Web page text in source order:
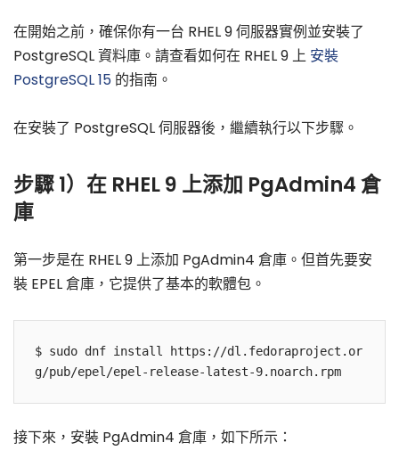
在開始之前，確保你有一台 RHEL 9 伺服器實例並安裝了
PostgreSQL 資料庫。請查看如何在 RHEL 9 上 安裝
PostgreSQL 15 的指南。
在安裝了 PostgreSQL 伺服器後，繼續執行以下步驟。
步驟 1）在 RHEL 9 上添加 PgAdmin4 倉
庫
第一步是在 RHEL 9 上添加 PgAdmin4 倉庫。但首先要安
裝 EPEL 倉庫，它提供了基本的軟體包。
$ sudo dnf install https://dl.fedoraproject.or
接下來，安裝 PgAdmin4 倉庫，如下所示：